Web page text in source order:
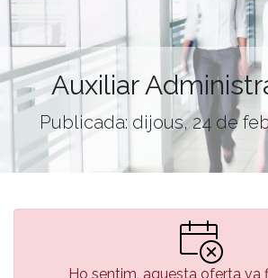
Auxiliar
Publicada: dijous, 24 de
Ho sentim, aquesta oferta va